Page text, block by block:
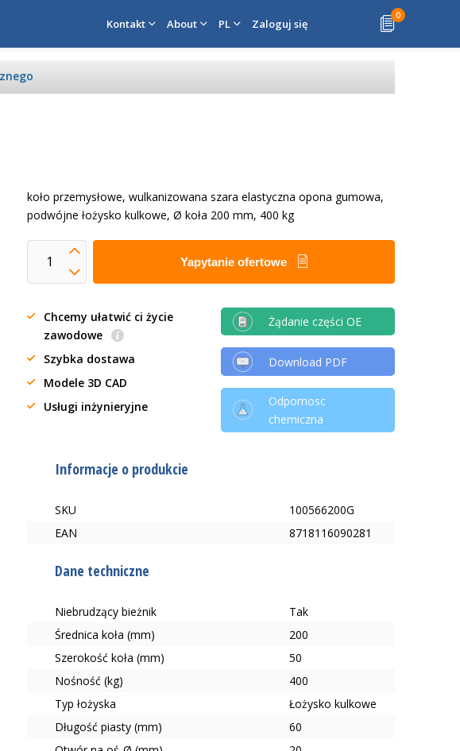
Kontakt About PL Zaloguj się
0
koło przemysłowe, wulkanizowana szara elastyczna opona gumowa,
podwójne łożysko kulkowe, Ø koła 200 mm, 400 kg
Yapytanie ofertowe
Chcemy ułatwić ci życie
zawodowe
Szybka dostawa
Modele 3D CAD
Usługi inżynieryjne
Żądanie części OE
Download PDF
Odpornosc
chemiczna
Informacje o produkcie
SKU
100566200G
EAN
8718116090281
Dane techniczne
Niebrudzący bieżnik
Tak
Średnica koła (mm)
200
Szerokość koła (mm)
50
Nośność (kg)
400
Typ łożyska
Łożysko kulkowe
Długość piasty (mm)
60